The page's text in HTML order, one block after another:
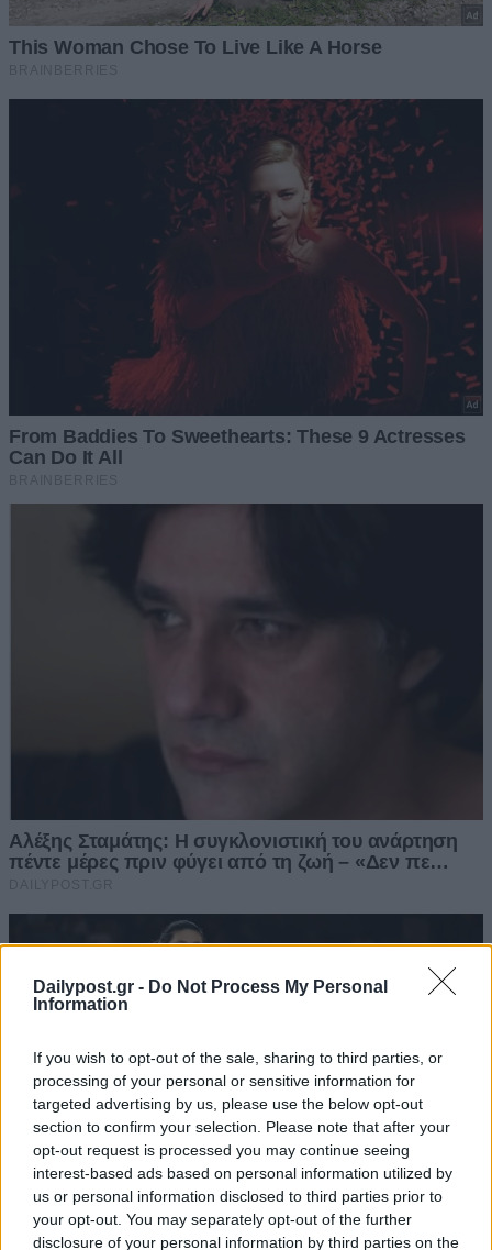
Dailypost.gr - Do Not Process My Personal
Information
If you wish to opt-out of the sale, sharing to third parties, or
processing of your personal or sensitive information for
targeted advertising by us, please use the below opt-out
section to confirm your selection. Please note that after your
opt-out request is processed you may continue seeing
interest-based ads based on personal information utilized by
us or personal information disclosed to third parties prior to
your opt-out. You may separately opt-out of the further
disclosure of your personal information by third parties on the